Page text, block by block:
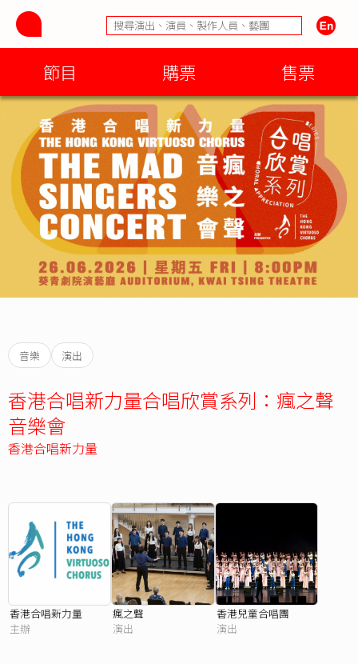
節目 購票 售票
音樂 演出
香港合唱新力量合唱欣賞系列：瘋之聲
音樂會
香港合唱新力量
香港合唱新力量
主辦
瘋之聲
演出
香港兒童合唱團
演出